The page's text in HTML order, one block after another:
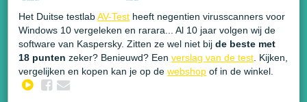
Het Duitse testlabAV-Test heeft negentien virusscanners voor
Windows 10 vergeleken en rarara... Al 10 jaar volgen wij de
software van Kaspersky. Zitten ze wel niet bijde beste met
18 punten zeker? Benieuwd? Eenverslag van de test . Kijken,
vergelijken en kopen kan je op dewebshop of in de winkel.